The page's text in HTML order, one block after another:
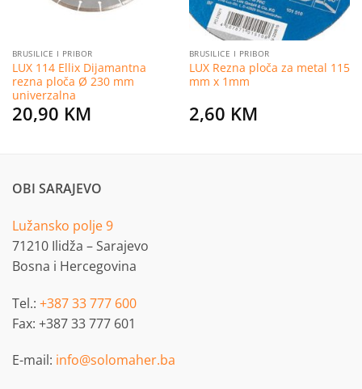
BRUSILICE I PRIBOR
LUX 114 Ellix Dijamantna
rezna ploča Ø 230 mm
univerzalna
20,90 KM
BRUSILICE I PRIBOR
LUX Rezna ploča za metal 115
mm x 1mm
2,60 KM
OBI SARAJEVO
Lužansko polje 9
71210 Ilidža – Sarajevo
Bosna i Hercegovina
Tel.: +387 33 777 600
Fax: +387 33 777 601
E-mail: info@solomaher.ba